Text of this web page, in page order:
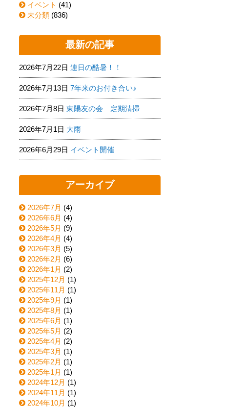
イベント (41)
未分類 (836)
最新の記事
2026年7月22日 連日の酷暑！！
2026年7月13日 7年来のお付き合い♪
2026年7月8日 東陽友の会 定期清掃
2026年7月1日 大雨
2026年6月29日 イベント開催
アーカイブ
2026年7月 (4)
2026年6月 (4)
2026年5月 (9)
2026年4月 (4)
2026年3月 (5)
2026年2月 (6)
2026年1月 (2)
2025年12月 (1)
2025年11月 (1)
2025年9月 (1)
2025年8月 (1)
2025年6月 (1)
2025年5月 (2)
2025年4月 (2)
2025年3月 (1)
2025年2月 (1)
2025年1月 (1)
2024年12月 (1)
2024年11月 (1)
2024年10月 (1)